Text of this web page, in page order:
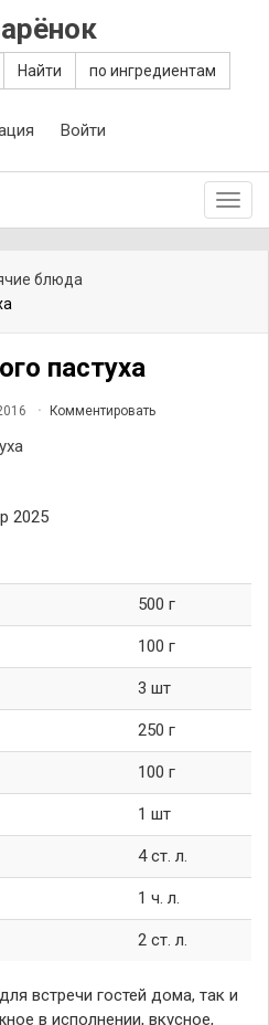
Найти по ингредиентам
Войти
блюда
пастуха
Комментировать
2025
500 г
100 г
3 шт
250 г
100 г
1 шт
4 ст. л.
1 ч. л.
2 ст. л.
встречи гостей дома, так и
в исполнении, вкусное,